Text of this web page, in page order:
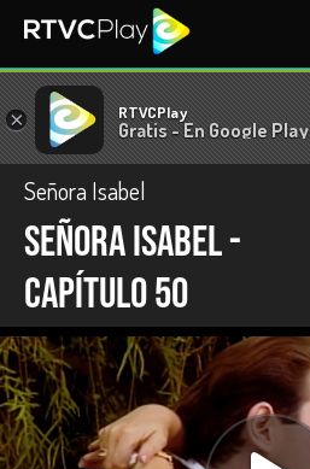
× RTVCPlay
Gratis - En Google Play
Señora Isabel
Señora Isabel -
capítulo 50